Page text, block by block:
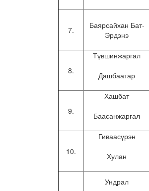
7.
Баярсайхан Бат-
Эрдэнэ
8.
Түвшинжаргал
Дашбаатар
9.
Хашбат
Баасанжаргал
10.
Гиваасүрэн
Хулан
Ундрал